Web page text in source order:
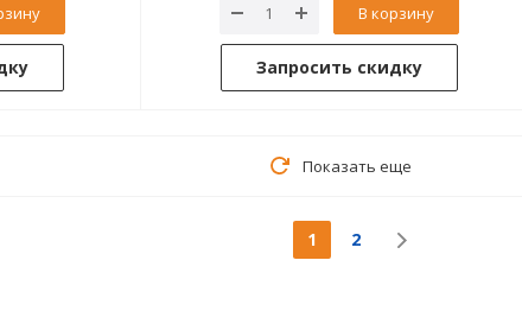
В корзину
Запросить скидку
Показать еще
1 2